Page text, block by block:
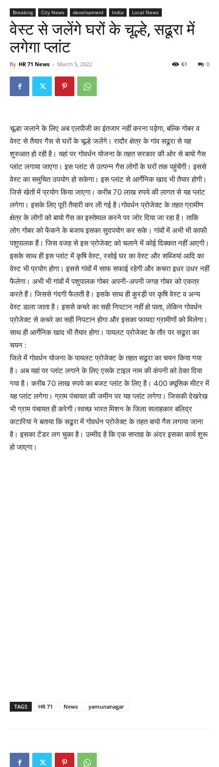
Breaking City News development India Local News
वेस्ट से जलेंगे घरों के चूल्हे, सढूरा में
लगेगा प्लांट
By HR 71 News - March 5, 2022 0
61
चूल्हा जलाने के लिए अब एलपीजी का इंतजार नहीं करना पड़ेगा, बल्कि गोबर व
वेस्ट से तैयार गैस से घरों के चूल्हे जलेंगे। रादौर क्षेत्र के गांव सढूरा से यह
शुरुआत हो रही है। यहां पर गोवर्धन योजना के तहत सरकार की ओर से बायो गैस
प्लांट लगाया जाएगा। इस प्लांट से उत्पन्न गैस लोगों के घरों तक पहुंचेंगी। इससे
वेस्ट का समुचित उपयोग हो सकेगा। इस प्लांट से आर्गेनिक खाद भी तैयार होगी।
जिसे खेतों में प्रयोग किया जाएगा। करीब 70 लाख रुपये की लागत से यह प्लांट
लगेगा। इसके लिए पूरी तैयारी कर ली गई है।गोवर्धन प्रोजेक्ट के तहत ग्रामीण
क्षेत्र के लोगों को बायो गैस का इस्तेमाल करने पर जोर दिया जा रहा है। ताकि
लोग गोबर को फेंकने के बजाय इसका सुदपयोग कर सके। गांवों में अभी भी काफी
पशुपालक हैं। जिस वजह से इस प्रोजेक्ट को चलाने में कोई दिक्कत नहीं आएगी।
इसके साथ ही इस प्लांट में कृषि वेस्ट, रसोई घर का वेस्ट और सब्जियां आदि का
वेस्ट भी प्रयोग होगा। इससे गांवों में साफ सफाई रहेगी और कचरा इधर उधर नहीं
फैलेगा। अभी भी गांवों में पशुपालक गोबर अपनी-अपनी जगह गोबर को एकत्र
करते हैं। जिससे गंदगी फैलती है। इसके साथ ही कुरड़ी पर कृषि वेस्ट व अन्य
वेस्ट डाला जाता है। इससे कचरे का सही निपटान नहीं हो पाता, लेकिन गोवर्धन
प्रोजेक्ट से कचरे का सही निपटान होगा और इसका फायदा ग्रामीणों को मिलेगा।
साथ ही आर्गेनिक खाद भी तैयार होगा। पायलट प्रोजेक्ट के तौर पर सढूरा का
चयन :
जिले में गोवर्धन योजना के पायलट प्रोजेक्ट के तहत सढूरा का चयन किया गया
है। अब यहां पर प्लांट लगाने के लिए एसके टाइल नाम की कंपनी को ठेका दिया
गया है। करीब 70 लाख रुपये का बजट प्लांट के लिए है। 400 क्यूसिक मीटर में
यह प्लांट लगेगा। ग्राम पंचायत की जमीन पर यह प्लांट लगेगा। जिसकी देखरेख
भी ग्राम पंचायत ही करेगी।स्वच्छ भारत मिशन के जिला सलाहकार बलिद्र
कटारिया ने बताया कि सढूरा में गोवर्धन प्रोजेक्ट के तहत बायो गैस लगाया जाना
है। इसका टेंडर लग चुका है। उम्मीद है कि एक सप्ताह के अंदर इसका कार्य शुरू
हो जाएगा।
TAGS HR 71 News yamunanagar